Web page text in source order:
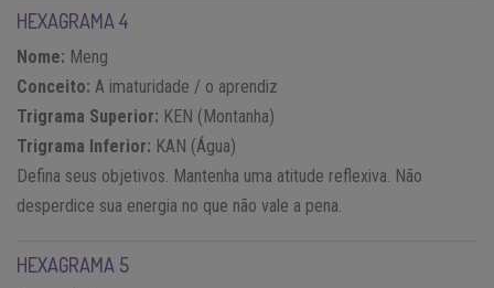
HEXAGRAMA 4
Nome: Meng
Conceito: A imaturidade / o aprendiz
Trigrama Superior: KEN (Montanha)
Trigrama Inferior: KAN (Água)
Defina seus objetivos. Mantenha uma atitude reflexiva. Não
desperdice sua energia no que não vale a pena.
HEXAGRAMA 5